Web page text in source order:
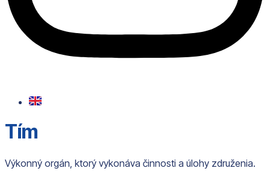
Tím
Výkonný orgán, ktorý vykonáva činnosti a úlohy združenia.